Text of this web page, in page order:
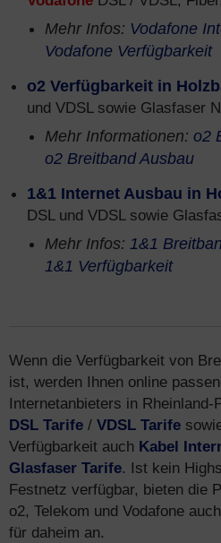
Mehr Infos: Vodafone
Vodafone Verfügbarkeit
o2 Verfügbarkeit in
und VDSL sowie Glasfaser
Mehr Informationen: o2
o2 Breitband Ausbau
1&1 Internet Ausbau in
DSL und VDSL sowie
Mehr Infos: 1&1
1&1 Verfügbarkeit
Wenn die Verfügbarkeit von
ist, werden Ihnen online
Internetanbieters in
DSL Tarife / VDSL Tarife
Verfügbarkeit auch Kabel
Glasfaser Tarife. Ist kein
Festnetz verfügbar, bieten die
o2, Telekom und Vodafone auch
für daheim an.